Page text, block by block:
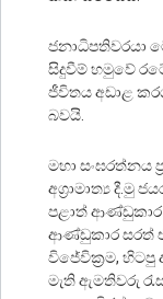
ජනාධිපතිවරයා
සිදුවීම් හමුවේ
ජීවිතය අඩාළ
බවයි.
මහා සංඝරත්නය
අග‍්‍රාමාත්‍ය දී.මු
පළාත් ආණ්ඩුකාර
ආණ්ඩුකාර සරත්
විජේවික‍්‍රම,
මැති ඇමතිවරු